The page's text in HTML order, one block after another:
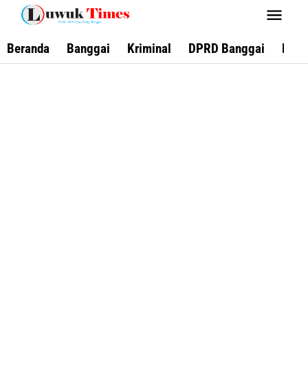
Lewati
konten
Beranda Banggai Kriminal DPRD Banggai